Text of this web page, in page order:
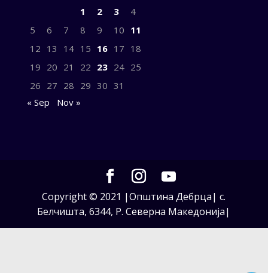
1
2 3
4
5
6 7 8 9 10 11
12 13 14 15 16 17 18
19 20 21 22 23 24 25
26 27 28 29 30 31
« Sep
Nov »
Copyright © 2021 |Општина Дебрца| с.
Белчишта, 6344, Р. Северна Македонија|